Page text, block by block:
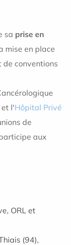
sa prise en
mise en place
conventions
et l'Hôpital Privé
de
aux
ORL et
(94),